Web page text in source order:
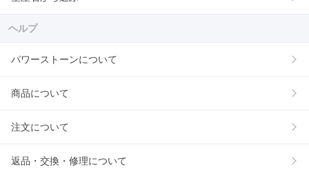
ヘルプ
パワーストーンについて
商品について
注文について
返品・交換・修理について